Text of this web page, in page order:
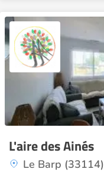
L'aire des Ainés
Le Barp (33114)